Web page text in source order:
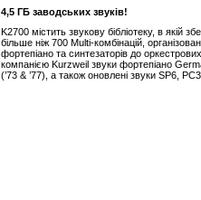
4,5 ГБ заводських звуків!
K2700 містить звукову бібліотеку, в якій
більше ніж 700 Multi-комбінацій,
фортепіано та синтезаторів до
компанією Kurzweil звуки фортепіано
(’73 & ’77), а також оновлені звуки SP6,